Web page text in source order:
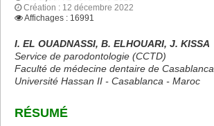
Création : 12 décembre 2022
Affichages : 16991
I. EL OUADNASSI, B. ELHOUARI, J. KISSA
Service de parodontologie (CCTD)
Faculté de médecine dentaire de Casablanca
Université Hassan II - Casablanca - Maroc
RÉSUMÉ